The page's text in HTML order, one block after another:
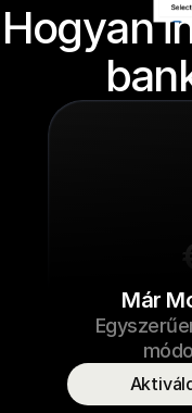
Hogyan
Cipőfűző
2022.09.23. 17:29
Már